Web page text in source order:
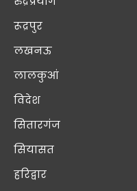
रूद्रपुर
लखनऊ
लालकुआं
विदेश
सितारगंज
सियासत
हरिद्वार